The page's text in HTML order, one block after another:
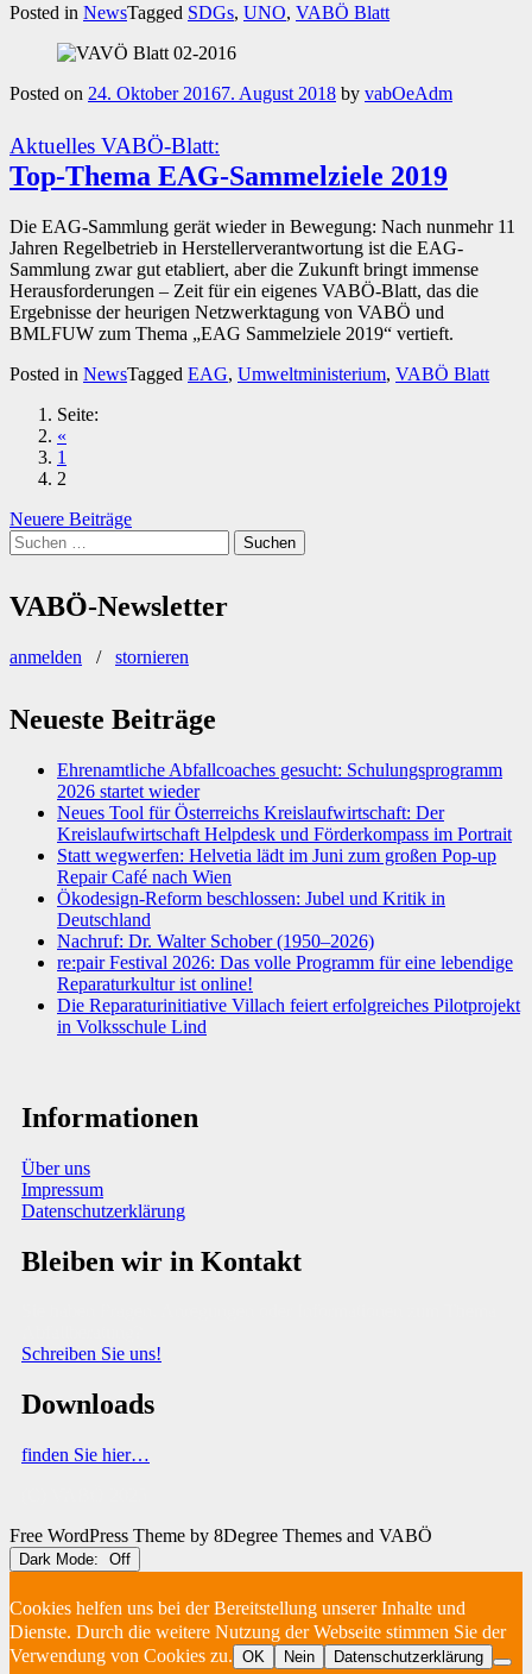
Posted in NewsTagged SDGs, UNO, VABÖ Blatt
Posted on 24. Oktober 20167. August 2018 by vabOeAdm
Aktuelles VABÖ-Blatt:
Top-Thema EAG-Sammelziele 2019
Die EAG-Sammlung gerät wieder in Bewegung: Nach nunmehr 11
Jahren Regelbetrieb in Herstellerverantwortung ist die EAG-
Sammlung zwar gut etabliert, aber die Zukunft bringt immense
Herausforderungen – Zeit für ein eigenes VABÖ-Blatt, das die
Ergebnisse der heurigen Netzwerktagung von VABÖ und
BMLFUW zum Thema „EAG Sammelziele 2019“ vertieft.
Posted in NewsTagged EAG, Umweltministerium, VABÖ Blatt
Seite:
«
1
2
Beitragsnavigation
Neuere Beiträge
Suchen
nach:
VABÖ-Newsletter
anmelden / stornieren
Neueste Beiträge
Ehrenamtliche Abfallcoaches gesucht: Schulungsprogramm
2026 startet wieder
Neues Tool für Österreichs Kreislaufwirtschaft: Der
Kreislaufwirtschaft Helpdesk und Förderkompass im Portrait
Statt wegwerfen: Helvetia lädt im Juni zum großen Pop-up
Repair Café nach Wien
Ökodesign-Reform beschlossen: Jubel und Kritik in
Deutschland
Nachruf: Dr. Walter Schober (1950–2026)
re:pair Festival 2026: Das volle Programm für eine lebendige
Reparaturkultur ist online!
Die Reparaturinitiative Villach feiert erfolgreiches Pilotprojekt
in Volksschule Lind
Informationen
Über uns
Impressum
Datenschutzerklärung
Bleiben wir in Kontakt
Schreiben Sie uns!
Downloads
finden Sie hier…
Free WordPress Theme by 8Degree Themes and VABÖ
Dark Mode:
Cookies helfen uns bei der Bereitstellung unserer Inhalte und
Dienste. Durch die weitere Nutzung der Webseite stimmen Sie der
Verwendung von Cookies zu. OK Nein Datenschutzerklärung